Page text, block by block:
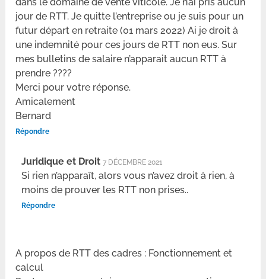
jour de RTT. Je quitte l’entreprise ou je suis pour un
futur départ en retraite (01 mars 2022) Ai je droit à
une indemnité pour ces jours de RTT non eus. Sur
mes bulletins de salaire n’apparait aucun RTT à
prendre ????
Merci pour votre réponse.
Amicalement
Bernard
Répondre
Juridique et Droit 7 DÉCEMBRE 2021
Si rien n’apparaît, alors vous n’avez droit à rien, à
moins de prouver les RTT non prises..
Répondre
A propos de RTT des cadres : Fonctionnement et
calcul